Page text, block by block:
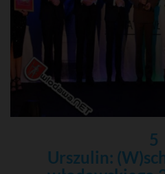
5
Urszulin: